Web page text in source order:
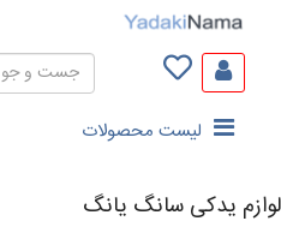
لیست محصولات
لوازم یدکی سانگ یانگ